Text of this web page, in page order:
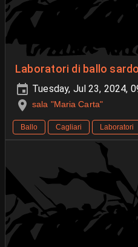
Laboratori di ballo sardo
Tuesday, Jul 23, 2024,
sala "Maria Carta"
Ballo Cagliari Laboratori